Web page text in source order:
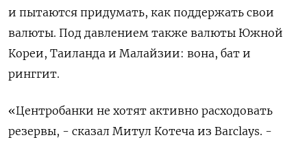
и пытаются придумать, как поддержать свои
валюты. Под давлением также валюты Южной
Кореи, Таиланда и Малайзии: вона, бат и
ринггит.
«Центробанки не хотят активно расходовать ​
резервы, - сказал Митул Котеча из Barclays. -